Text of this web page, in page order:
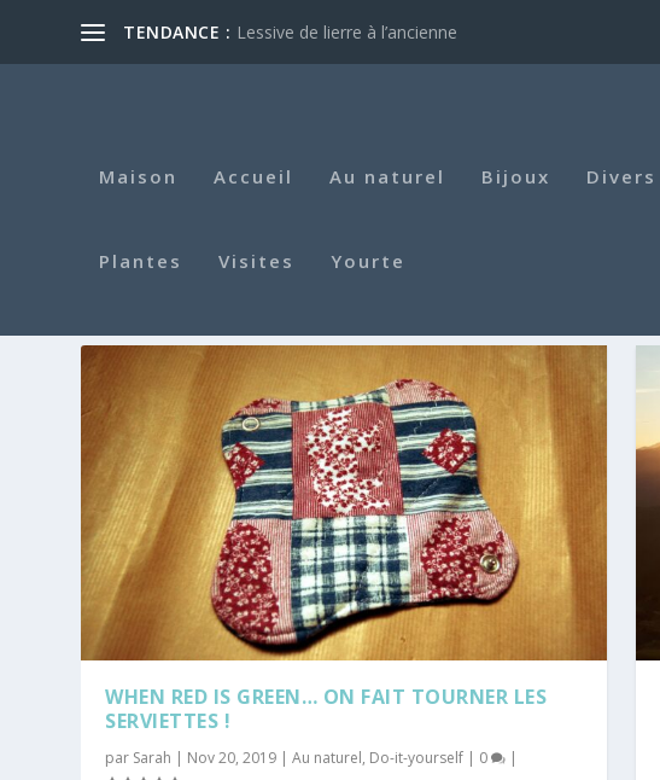
TENDANCE : Lessive de lierre à l’ancienne
Maison Accueil Au naturel Bijoux Divers
Plantes Visites Yourte
WHEN RED IS GREEN… ON FAIT TOURNER LES
SERVIETTES !
par Sarah | Nov 20, 2019 |Au naturel, Do-it-yourself | 0 |